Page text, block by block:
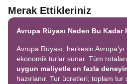
Merak Ettikleriniz
Avrupa Rüyası Neden Bu Kadar
Avrupa Rüyası, herkesin
ekonomik turlar sunar. Tüm
uygun maliyetle en fazla
hazırlanır. Tur ücretleri; toplam tur